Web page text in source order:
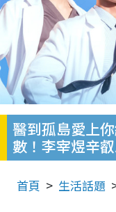
醫到孤島愛上
數！李宰煜辛
首頁 生活話題